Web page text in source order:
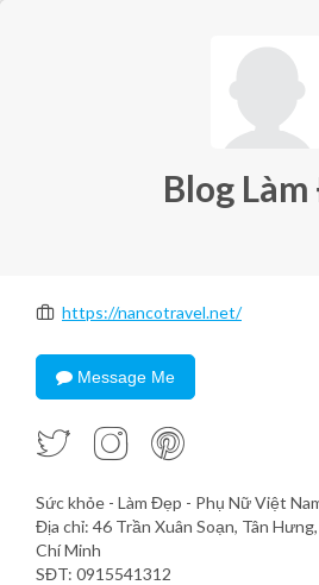
Blog
https://nancotravel.net/
Message Me
Sức khỏe - Làm Đẹp - Phụ Nữ Việt
Địa chỉ: 46 Trần Xuân Soạn, Tân
Chí Minh
SĐT: 0915541312